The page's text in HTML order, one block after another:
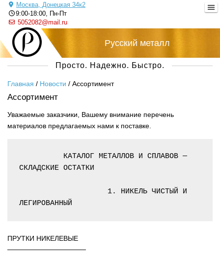
Москва, Донецкая 34к2
9:00-18:00, Пн-Пт
5052082@mail.ru
Русский металл
Просто. Надежно. Быстро.
Главная / Новости / Ассортимент
Ассортимент
Уважаемые заказчики, Вашему внимание перечень
материалов предлагаемых нами к поставке.
СКЛАДСКИЕ ОСТАТКИ
ЛЕГИРОВАННЫЙ
ПРУТКИ НИКЕЛЕВЫЕ
────────────────